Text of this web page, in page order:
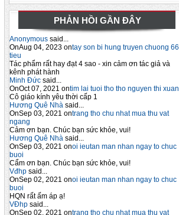
PHẢN HỒI GẦN ĐÂY
Anonymous said...
OnAug 04, 2023 ontay son bi hung truyen chuong 66
tieu
Tác phẩm rất hay đạt 4 sao - xin cảm ơn tác giả và
kênh phát hành
Minh Đức said...
OnOct 07, 2021 ontim lai tuoi tho tho nguyen thi xuan
Cô giáo kính yêu thời cấp 1
Hương Quê Nhà said...
OnSep 03, 2021 ontrang tho chu nhat mua thu vat
ngang
Cảm ơn bạn. Chúc bạn sức khỏe, vui!
Hương Quê Nhà said...
OnSep 03, 2021 onoi ieutan man nhan ngay to chuc
buoi
Cẩm ơn bạn. Chúc bạn sức khỏe, vui!
Vđhp said...
OnSep 02, 2021 onoi ieutan man nhan ngay to chuc
buoi
HQN rất ấm áp ạ!
VĐhp said...
OnSep 02, 2021 ontrang tho chu nhat mua thu vat